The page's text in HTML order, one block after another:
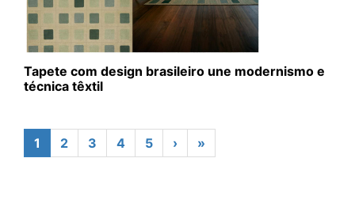
Tapete com design brasileiro une modernismo e
técnica têxtil
1 2 3 4 5 › »